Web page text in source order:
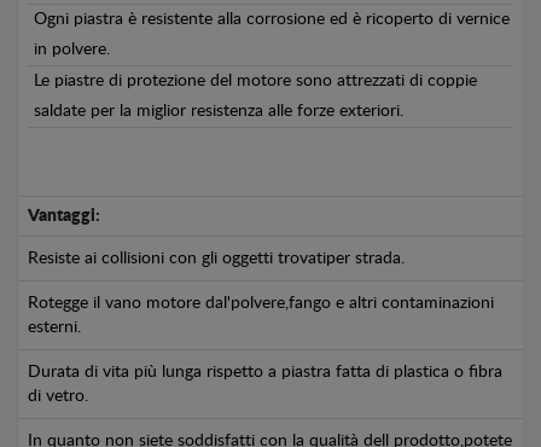
Ogni piastra è resistente alla corrosione ed è ricoperto di vernice
in polvere.
Le piastre di protezione del motore sono attrezzati di coppie
saldate per la miglior resistenza alle forze exteriori.
Vantaggi:
Resiste ai collisioni con gli oggetti trovatiper strada.
Rotegge il vano motore dal'polvere,fango e altri contaminazioni
esterni.
Durata di vita più lunga rispetto a piastra fatta di plastica o fibra
di vetro.
In quanto non siete soddisfatti con la qualità dell prodotto,potete